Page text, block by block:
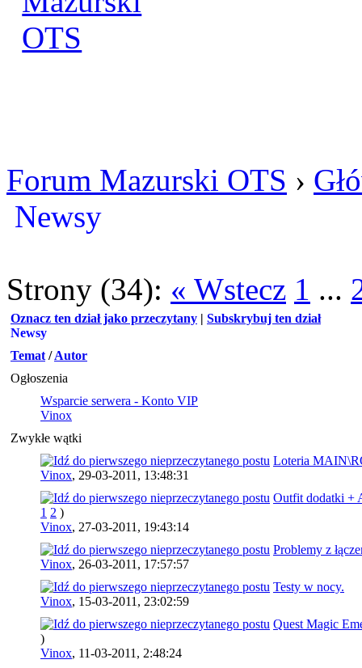
Forum Mazurski OTS ›
Newsy
Strony (34): « Wstecz 1 ...
Oznacz ten dział jako przeczytany | Subskrybuj ten dział
Newsy
Temat /Autor
Ogłoszenia
Wsparcie serwera - Konto VIP
Vinox
Zwykłe wątki
Loteria
Vinox, 29-03-2011, 13:48:31
Outfit dodatki
1 2 )
Vinox, 27-03-2011, 19:43:14
Problemy z
Vinox, 26-03-2011, 17:57:57
Testy w nocy.
Vinox, 15-03-2011, 23:02:59
Quest Magic
)
Vinox, 11-03-2011, 2:48:24